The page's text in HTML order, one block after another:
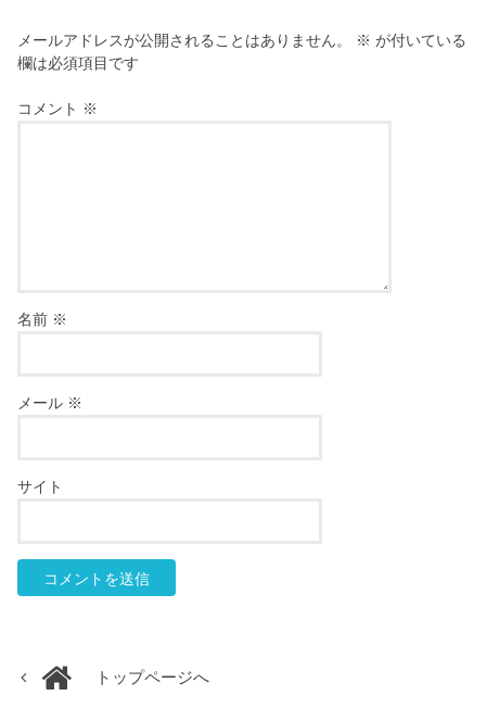
メールアドレスが公開されることはありません。 ※ が付いている
欄は必須項目です
コメント ※
名前 ※
メール ※
サイト
トップページへ